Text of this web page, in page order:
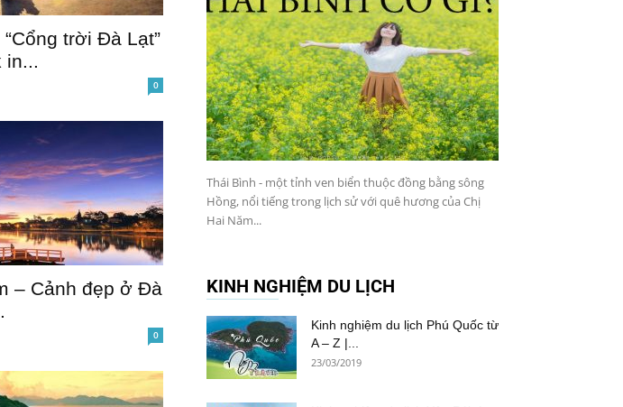
trời Đà Lạt”
in...
0
– Cảnh đẹp ở Đà
0
Thái Bình - một tỉnh ven biển thuộc đồng bằng sông
Hồng, nổi tiếng trong lịch sử với quê hương của Chị
Hai Năm...
KINH NGHIỆM DU LỊCH
Kinh nghiệm du lịch Phú Quốc từ
A – Z |...
23/03/2019